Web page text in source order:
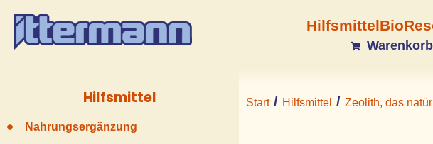
Hilfsmittel
Warenkorb
Hilfsmittel
Nahrungsergänzung
Start/ Hilfsmittel / Zeolith, das